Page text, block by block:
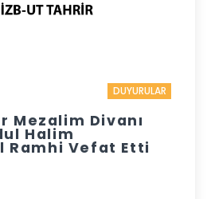
DUYURULAR
Mezalim Divanı
Halim
Ramhi Vefat Etti